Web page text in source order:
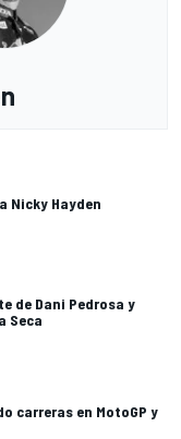
Nicky Hayden
de Dani Pedrosa y
Seca
carreras en MotoGP y